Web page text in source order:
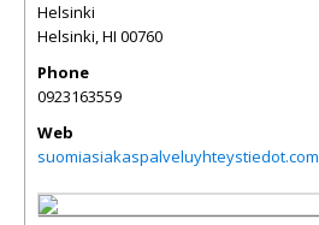
Helsinki
Helsinki,HI 00760
Phone
0923163559
Web
suomiasiakaspalveluyhteystiedot.com